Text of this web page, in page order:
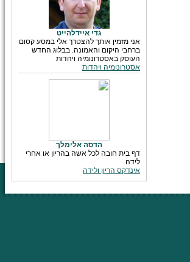
גדי איידלהייט
אני מזמין אותך להצטרך אלי במסע קסום
ברחבי היקום והאמונה. בבלוג החדש
העוסק באסטרונומיה ויהדות
אסטרונומיה ויהדות
הדסה אלימלך
דף בית חובה לכל אשה בהריון או אחרי
לידה
אינדקס הריון ולידה